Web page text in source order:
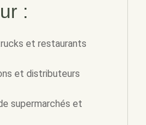
:
et restaurants
et distributeurs
supermarchés et